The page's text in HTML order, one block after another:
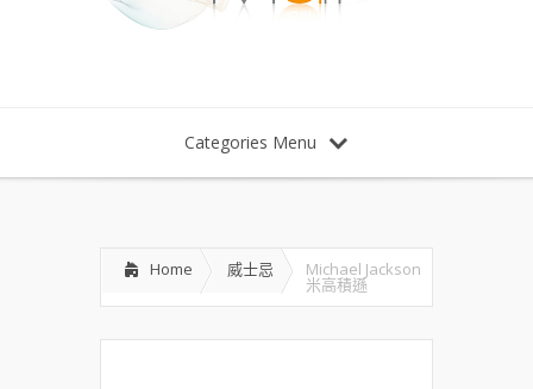
Categories Menu
Home 威士忌 Michael Jackson
米高積遜